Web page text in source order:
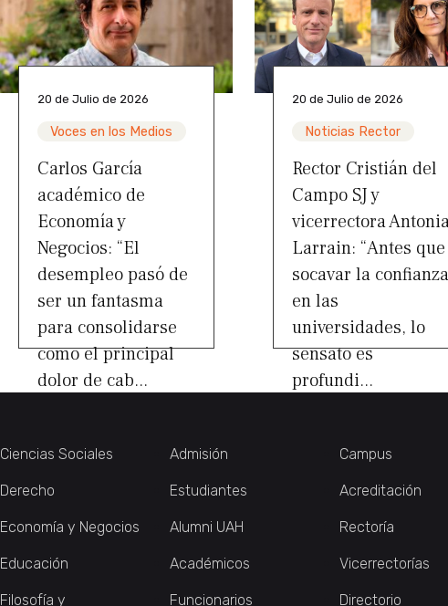
20 de Julio de 2026
Voces en los Medios
Carlos García
académico de
Economía y
Negocios: “El
desempleo pasó de
ser un fantasma
para consolidarse
como el principal
dolor de cab...
20 de Julio de 2026
Noticias Rector
Rector Cristián del
Campo SJ y
vicerrectora
Larrain: “Antes que
socavar la confianza
en las
universidades, lo
sensato es
profundi...
Ciencias Sociales
Derecho
Economía y Negocios
Educación
Filosofía y
Admisión
Estudiantes
Alumni UAH
Académicos
Funcionarios
Campus
Acreditación
Rectoría
Vicerrectorías
Directorio